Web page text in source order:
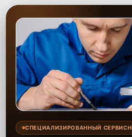
СПЕЦИАЛИЗИРОВАННЫЙ